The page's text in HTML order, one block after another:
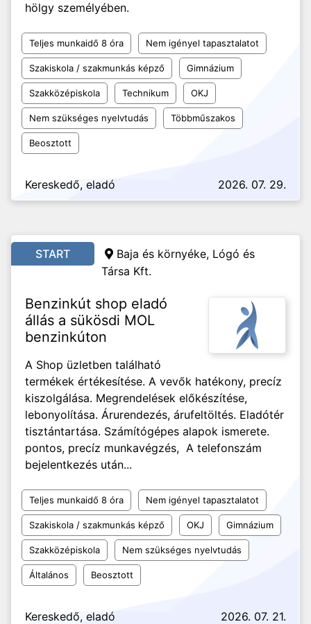
hölgy személyében.
Teljes munkaidő 8 óra Nem igényel tapasztalatot
Szakiskola / szakmunkás képző Gimnázium
Szakközépiskola Technikum OKJ
Nem szükséges nyelvtudás Többműszakos
Beosztott
Kereskedő, eladó 2026. 07. 29.
START
Baja és környéke, Lógó és
Társa Kft.
Benzinkút shop eladó
állás a sükösdi MOL
benzinkúton
A Shop üzletben található
termékek értékesítése. A vevők hatékony, precíz
kiszolgálása. Megrendelések előkészítése,
lebonyolítása. Árurendezés, árufeltöltés. Eladótér
tisztántartása. Számítógépes alapok ismerete.
pontos, precíz munkavégzés, A telefonszám
bejelentkezés után...
Teljes munkaidő 8 óra Nem igényel tapasztalatot
Szakiskola / szakmunkás képző OKJ Gimnázium
Szakközépiskola Nem szükséges nyelvtudás
Általános Beosztott
Kereskedő, eladó 2026. 07. 21.